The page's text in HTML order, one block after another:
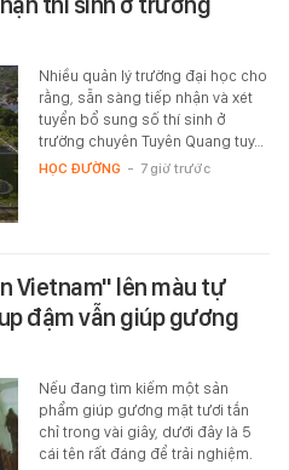
Nhiều quản lý trường đại học cho
rằng, sẵn sàng tiếp nhận và xét
tuyển bổ sung số thí sinh ở
trường chuyên Tuyên Quang tuy…
HỌC ĐƯỜNG - 7 giờ trước
Vietnam" lên màu tự
đậm vẫn giúp gương
Nếu đang tìm kiếm một sản
phẩm giúp gương mặt tươi tắn
chỉ trong vài giây, dưới đây là 5
cái tên rất đáng để trải nghiệm.